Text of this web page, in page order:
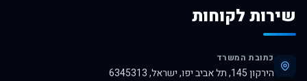
שירות לקוחות
כתובת המשרד
הירקון 145, תל אביב יפו, ישראל, 6345313